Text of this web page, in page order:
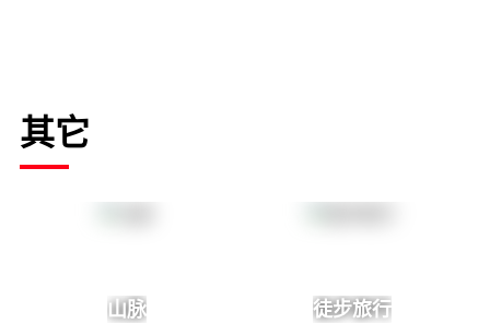
其它
山脉 徒步旅行